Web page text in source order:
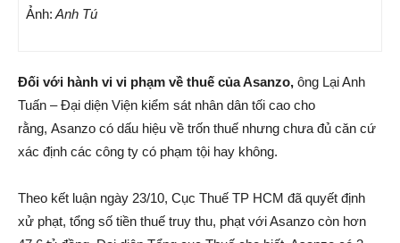
Ảnh: Anh Tú
Đối với hành vi vi phạm về thuế của Asanzo, ông Lại Anh
Tuấn – Đại diện Viện kiểm sát nhân dân tối cao cho
rằng, Asanzo có dấu hiệu về trốn thuế nhưng chưa đủ căn cứ
xác định các công ty có phạm tội hay không.
Theo kết luận ngày 23/10, Cục Thuế TP HCM đã quyết định
xử phạt, tổng số tiền thuế truy thu, phạt với Asanzo còn hơn